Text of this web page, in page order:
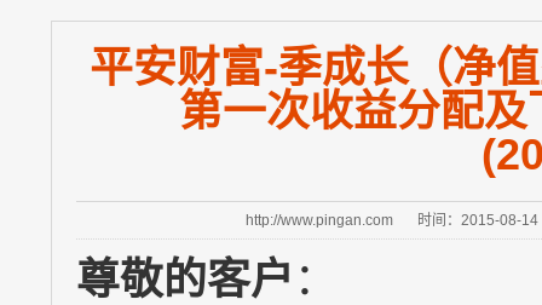
关于进一步加强代理贵金属业务风险防范的提示
关于加强代理贵金属业务风险防范的提示
关于平安银行电子版信用卡更名为平安银行数字信用卡的公告
平安财富-季成长（净
第一次收益分配
http://www.pingan.com 时间：2015-08-14
尊敬的客户 ：